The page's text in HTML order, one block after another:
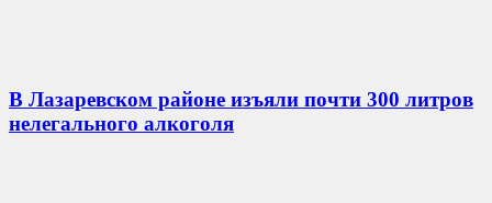
В Лазаревском районе изъяли почти 300 литров
нелегального алкоголя